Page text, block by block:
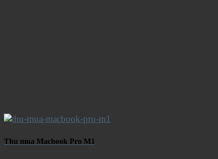
Thu mua Macbook Pro M1